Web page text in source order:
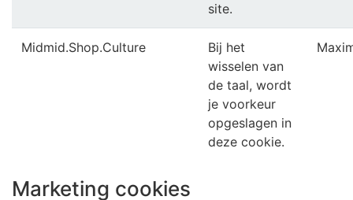
site.
Midmid.Shop.Culture
Bij het
wisselen van
de taal, wordt
je voorkeur
opgeslagen in
deze cookie.
Marketing cookies